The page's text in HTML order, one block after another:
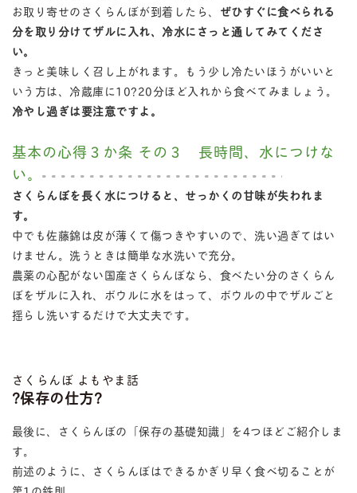
お取り寄せのさくらんぼが到着したら、 ぜひすぐに食べられる
分を取り分けてザルに入れ、冷水にさっと通してみてくださ
い。
きっと美味しく召し上がれます。もう少し冷たいほうがいいと
いう方は、冷蔵庫に10?20分ほど入れから食べてみましょう。
冷やし過ぎは要注意ですよ。
基本の心得３か条 その３ 長時間、水につけな
い。
さくらんぼを長く水につけると、せっかくの甘味が失われま
す。
中でも佐藤錦は皮が薄くて傷つきやすいので、洗い過ぎてはい
けません。洗うときは簡単な水洗いで充分。
農薬の心配がない国産さくらんぼなら、食べたい分のさくらん
ぼをザルに入れ、ボウルに水をはって、ボウルの中でザルごと
揺らし洗いするだけで大丈夫です。
さくらんぼ よもやま話
?保存の仕方?
最後に、さくらんぼの「保存の基礎知識」を4つほどご紹介しま
す。
前述のように、さくらんぼはできるかぎり早く食べ切ることが